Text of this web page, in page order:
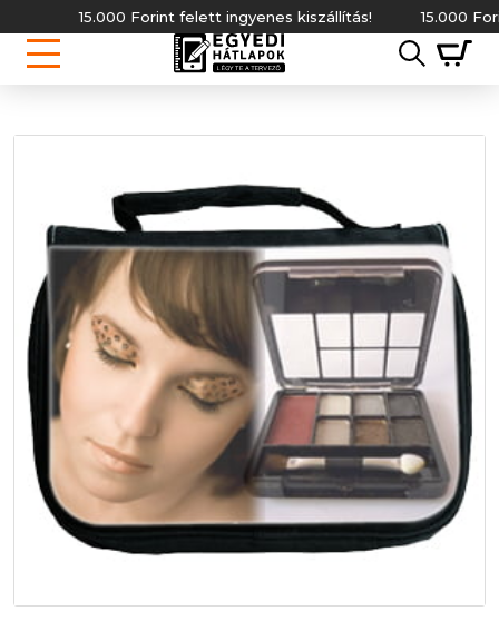
15.000 Forint felett ingyenes kiszállítás! 15.000